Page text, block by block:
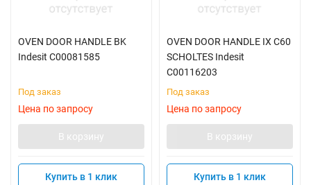
OVEN DOOR HANDLE BK
Indesit C00081585
Под заказ
Цена по запросу
В корзину
Купить в 1 клик
OVEN DOOR HANDLE IX C60
SCHOLTES Indesit
C00116203
Под заказ
Цена по запросу
В корзину
Купить в 1 клик